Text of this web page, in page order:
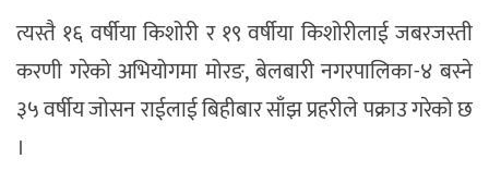
त्यस्तै १६ वर्षीया किशोरी र १९ वर्षीया किशोरीलाई जबरजस्ती
करणी गरेको अभियोगमा मोरङ, बेलबारी नगरपालिका-४ बस्ने
३५ वर्षीय जोसन राईलाई बिहीबार साँझ प्रहरीले पक्राउ गरेको छ
।